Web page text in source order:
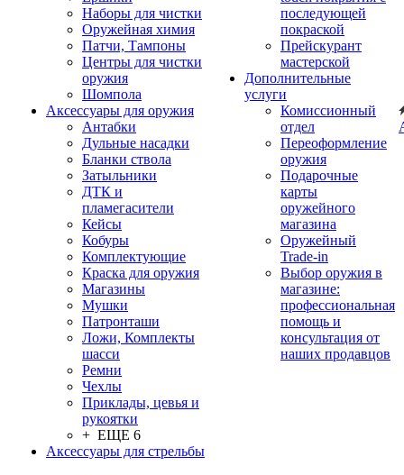
Наборы для чистки
Оружейная химия
Патчи, Тампоны
Центры для чистки
оружия
Шомпола
Аксессуары для оружия
Антабки
Дульные насадки
Бланки ствола
Затыльники
ДТК и
пламегасители
Кейсы
Кобуры
Комплектующие
Краска для оружия
Магазины
Мушки
Патронташи
Ложи, Комплекты
шасси
Ремни
Чехлы
Приклады, цевья и
рукоятки
+ ЕЩЕ 6
Аксессуары для стрельбы
последующей
покраской
Прейскурант
мастерской
Дополнительные
услуги
Комиссионный
отдел
Переоформление
оружия
Подарочные
карты
оружейного
магазина
Оружейный
Trade-in
Выбор оружия в
магазине:
профессиональная
помощь и
консультация от
наших продавцов